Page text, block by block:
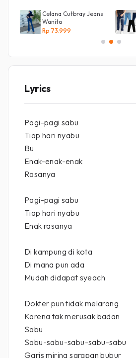
Celana Cutbray Jeans
Wanita
Rp 73.999
Lyrics
Pagi-pagi sabu
Tiap hari nyabu
Bu
Enak-enak-enak
Rasanya
Pagi-pagi sabu
Tiap hari nyabu
Enak rasanya
Di kampung di kota
Di mana pun ada
Mudah didapat syeach
Dokter pun tidak melarang
Karena tak merusak badan
Sabu
Sabu-sabu-sabu-sabu-sabu
Garis miring sarapan bubur